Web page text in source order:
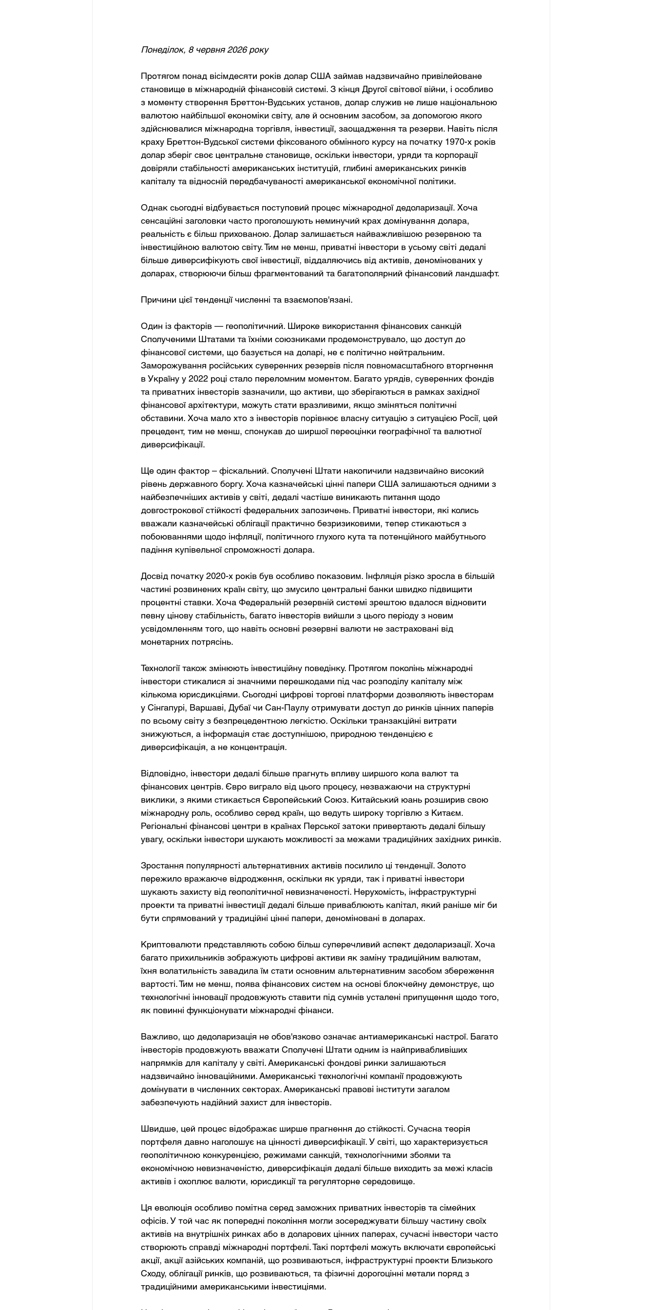
Понеділок, 8 червня 2026 року
Протягом понад вісімдесяти років долар США займав надзвичайно привілейоване
становище в міжнародній фінансовій системі. З кінця Другої світової війни, і особливо
з моменту створення Бреттон-Вудських установ, долар служив не лише національною
валютою найбільшої економіки світу, але й основним засобом, за допомогою якого
здійснювалися міжнародна торгівля, інвестиції, заощадження та резерви. Навіть після
краху Бреттон-Вудської системи фіксованого обмінного курсу на початку 1970-х років
долар зберіг своє центральне становище, оскільки інвестори, уряди та корпорації
довіряли стабільності американських інституцій, глибині американських ринків
капіталу та відносній передбачуваності американської економічної політики.
Однак сьогодні відбувається поступовий процес міжнародної дедоларизації. Хоча
сенсаційні заголовки часто проголошують неминучий крах домінування долара,
реальність є більш прихованою. Долар залишається найважливішою резервною та
інвестиційною валютою світу. Тим не менш, приватні інвестори в усьому світі дедалі
більше диверсифікують свої інвестиції, віддаляючись від активів, деномінованих у
доларах, створюючи більш фрагментований та багатополярний фінансовий ландшафт.
Причини цієї тенденції численні та взаємопов'язані.
Один із факторів — геополітичний. Широке використання фінансових санкцій
Сполученими Штатами та їхніми союзниками продемонструвало, що доступ до
фінансової системи, що базується на доларі, не є політично нейтральним.
Заморожування російських суверенних резервів після повномасштабного вторгнення
в Україну у 2022 році стало переломним моментом. Багато урядів, суверенних фондів
та приватних інвесторів зазначили, що активи, що зберігаються в рамках західної
фінансової архітектури, можуть стати вразливими, якщо зміняться політичні
обставини. Хоча мало хто з інвесторів порівнює власну ситуацію з ситуацією Росії, цей
прецедент, тим не менш, спонукав до ширшої переоцінки географічної та валютної
диверсифікації.
Ще один фактор – фіскальний. Сполучені Штати накопичили надзвичайно високий
рівень державного боргу. Хоча казначейські цінні папери США залишаються одними з
найбезпечніших активів у світі, дедалі частіше виникають питання щодо
довгострокової стійкості федеральних запозичень. Приватні інвестори, які колись
вважали казначейські облігації практично безризиковими, тепер стикаються з
побоюваннями щодо інфляції, політичного глухого кута та потенційного майбутнього
падіння купівельної спроможності долара.
Досвід початку 2020-х років був особливо показовим. Інфляція різко зросла в більшій
частині розвинених країн світу, що змусило центральні банки швидко підвищити
процентні ставки. Хоча Федеральній резервній системі зрештою вдалося відновити
певну цінову стабільність, багато інвесторів вийшли з цього періоду з новим
усвідомленням того, що навіть основні резервні валюти не застраховані від
монетарних потрясінь.
Технології також змінюють інвестиційну поведінку. Протягом поколінь міжнародні
інвестори стикалися зі значними перешкодами під час розподілу капіталу між
кількома юрисдикціями. Сьогодні цифрові торгові платформи дозволяють інвесторам
у Сінгапурі, Варшаві, Дубаї чи Сан-Паулу отримувати доступ до ринків цінних паперів
по всьому світу з безпрецедентною легкістю. Оскільки транзакційні витрати
знижуються, а інформація стає доступнішою, природною тенденцією є
диверсифікація, а не концентрація.
Відповідно, інвестори дедалі більше прагнуть впливу ширшого кола валют та
фінансових центрів. Євро виграло від цього процесу, незважаючи на структурні
виклики, з якими стикається Європейський Союз. Китайський юань розширив свою
міжнародну роль, особливо серед країн, що ведуть широку торгівлю з Китаєм.
Регіональні фінансові центри в країнах Перської затоки привертають дедалі більшу
увагу, оскільки інвестори шукають можливості за межами традиційних західних ринків.
Зростання популярності альтернативних активів посилило ці тенденції. Золото
пережило вражаюче відродження, оскільки як уряди, так і приватні інвестори
шукають захисту від геополітичної невизначеності. Нерухомість, інфраструктурні
проекти та приватні інвестиції дедалі більше приваблюють капітал, який раніше міг би
бути спрямований у традиційні цінні папери, деноміновані в доларах.
Криптовалюти представляють собою більш суперечливий аспект дедоларизації. Хоча
багато прихильників зображують цифрові активи як заміну традиційним валютам,
їхня волатильність завадила їм стати основним альтернативним засобом збереження
вартості. Тим не менш, поява фінансових систем на основі блокчейну демонструє, що
технологічні інновації продовжують ставити під сумнів усталені припущення щодо того,
як повинні функціонувати міжнародні фінанси.
Важливо, що дедоларизація не обов'язково означає антиамериканські настрої. Багато
інвесторів продовжують вважати Сполучені Штати одним із найпривабливіших
напрямків для капіталу у світі. Американські фондові ринки залишаються
надзвичайно інноваційними. Американські технологічні компанії продовжують
домінувати в численних секторах. Американські правові інститути загалом
забезпечують надійний захист для інвесторів.
Швидше, цей процес відображає ширше прагнення до стійкості. Сучасна теорія
портфеля давно наголошує на цінності диверсифікації. У світі, що характеризується
геополітичною конкуренцією, режимами санкцій, технологічними збоями та
економічною невизначеністю, диверсифікація дедалі більше виходить за межі класів
активів і охоплює валюти, юрисдикції та регуляторне середовище.
Ця еволюція особливо помітна серед заможних приватних інвесторів та сімейних
офісів. У той час як попередні покоління могли зосереджувати більшу частину своїх
активів на внутрішніх ринках або в доларових цінних паперах, сучасні інвестори часто
створюють справді міжнародні портфелі. Такі портфелі можуть включати європейські
акції, акції азійських компаній, що розвиваються, інфраструктурні проекти Близького
Сходу, облігації ринків, що розвиваються, та фізичні дорогоцінні метали поряд з
традиційними американськими інвестиціями.